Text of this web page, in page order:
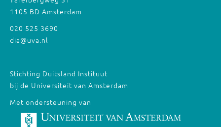
1105 BD Amsterdam
020 525 3690
dia@uva.nl
Stichting Duitsland Instituut
bij de Universiteit van Amsterdam
Met ondersteuning van